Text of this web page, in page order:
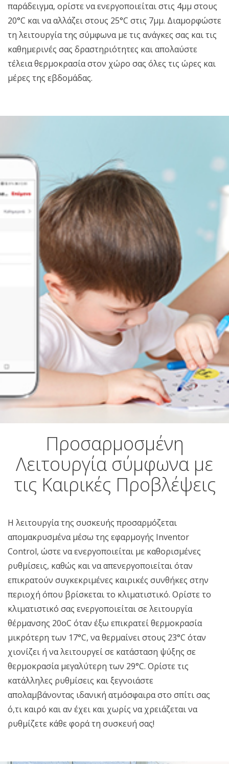
παράδειγμα, ορίστε να ενεργοποιείται στις 4μμ στους
20°C και να αλλάζει στους 25°C στις 7μμ. Διαμορφώστε
τη λειτουργία της σύμφωνα με τις ανάγκες σας και τις
καθημερινές σας δραστηριότητες και απολαύστε
τέλεια θερμοκρασία στον χώρο σας όλες τις ώρες και
μέρες της εβδομάδας.
Προσαρμοσμένη
Λειτουργία σύμφωνα με
τις Καιρικές Προβλέψεις
Η λειτουργία της συσκευής προσαρμόζεται
απομακρυσμένα μέσω της εφαρμογής Inventor
Control, ώστε να ενεργοποιείται με καθορισμένες
ρυθμίσεις, καθώς και να απενεργοποιείται όταν
επικρατούν συγκεκριμένες καιρικές συνθήκες στην
περιοχή όπου βρίσκεται το κλιματιστικό. Ορίστε το
κλιματιστικό σας ενεργοποιείται σε λειτουργία
θέρμανσης 20οC όταν έξω επικρατεί θερμοκρασία
μικρότερη των 17°C, να θερμαίνει στους 23°C όταν
χιονίζει ή να λειτουργεί σε κατάσταση ψύξης σε
θερμοκρασία μεγαλύτερη των 29°C. Ορίστε τις
κατάλληλες ρυθμίσεις και ξεγνοιάστε
απολαμβάνοντας ιδανική ατμόσφαιρα στο σπίτι σας
ό,τι καιρό και αν έχει και χωρίς να χρειάζεται να
ρυθμίζετε κάθε φορά τη συσκευή σας!